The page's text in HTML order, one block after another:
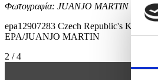
Φωτογραφία: JUANJO MARTIN
epa12907283 Czech Republic's
EPA/JUANJO MARTIN
2 / 4